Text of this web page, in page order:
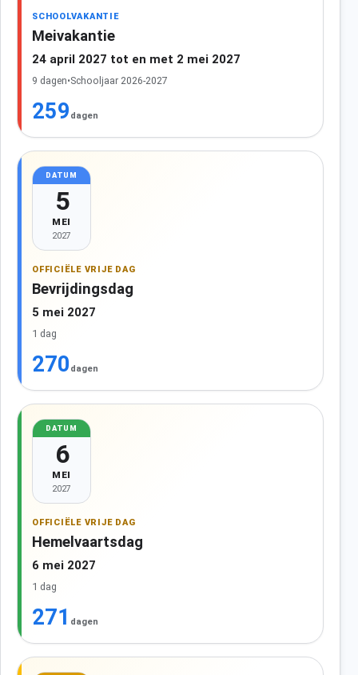
SCHOOLVAKANTIE
Meivakantie
24 april 2027 tot en met 2 mei 2027
9 dagen•Schooljaar 2026-2027
259 dagen
DATUM
5
MEI
2027
OFFICIËLE VRIJE DAG
Bevrijdingsdag
5 mei 2027
1 dag
270 dagen
DATUM
6
MEI
2027
OFFICIËLE VRIJE DAG
Hemelvaartsdag
6 mei 2027
1 dag
271 dagen